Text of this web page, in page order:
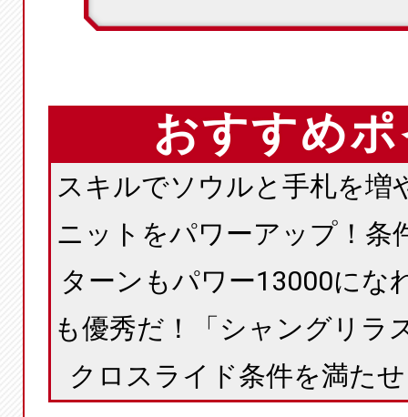
おすすめ
スキルでソウルと手札を増
ニットをパワーアップ！条
ターンもパワー13000にな
も優秀だ！「シャングリラ
クロスライド条件を満た